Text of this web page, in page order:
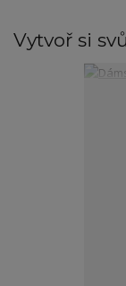
Vytvoř si